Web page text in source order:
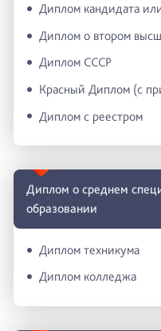
Диплом кандидата
Диплом о втором
Диплом СССР
Красный Диплом (с
Диплом с реестром
Диплом о среднем
образовании
Диплом техникума
Диплом колледжа